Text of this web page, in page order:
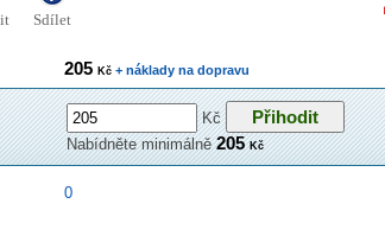
Sdílet
205Kč + náklady na dopravu
Kč
Nabídněte minimálně205Kč
0